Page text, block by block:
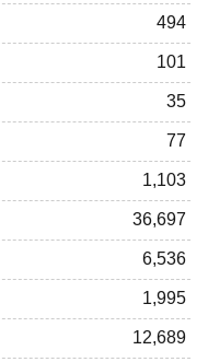
494
101
35
77
1,103
36,697
6,536
1,995
12,689